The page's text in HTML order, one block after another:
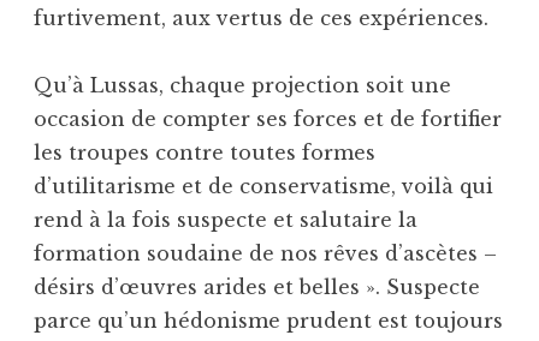
furtivement, aux vertus de ces expériences.
Qu’à Lussas, chaque projection soit une
occasion de compter ses forces et de fortifier
les troupes contre toutes formes
d’utilitarisme et de conservatisme, voilà qui
rend à la fois suspecte et salutaire la
formation soudaine de nos rêves d’ascètes –
désirs d’œuvres arides et belles ». Suspecte
parce qu’un hédonisme prudent est toujours